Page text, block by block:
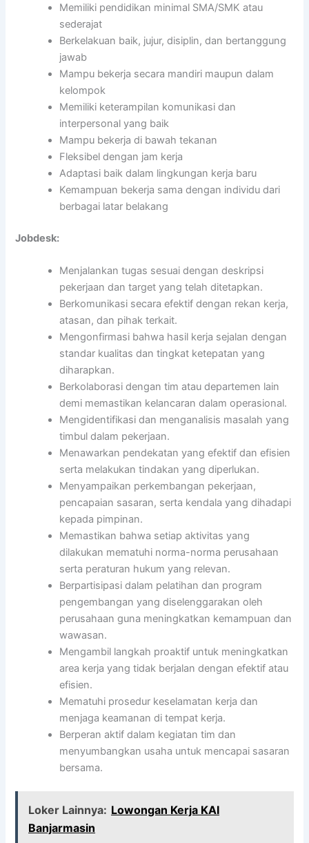
Memiliki pendidikan minimal SMA/SMK atau
sederajat
Berkelakuan baik, jujur, disiplin, dan bertanggung
jawab
Mampu bekerja secara mandiri maupun dalam
kelompok
Memiliki keterampilan komunikasi dan
interpersonal yang baik
Mampu bekerja di bawah tekanan
Fleksibel dengan jam kerja
Adaptasi baik dalam lingkungan kerja baru
Kemampuan bekerja sama dengan individu dari
berbagai latar belakang
Jobdesk:
Menjalankan tugas sesuai dengan deskripsi
pekerjaan dan target yang telah ditetapkan.
Berkomunikasi secara efektif dengan rekan kerja,
atasan, dan pihak terkait.
Mengonfirmasi bahwa hasil kerja sejalan dengan
standar kualitas dan tingkat ketepatan yang
diharapkan.
Berkolaborasi dengan tim atau departemen lain
demi memastikan kelancaran dalam operasional.
Mengidentifikasi dan menganalisis masalah yang
timbul dalam pekerjaan.
Menawarkan pendekatan yang efektif dan efisien
serta melakukan tindakan yang diperlukan.
Menyampaikan perkembangan pekerjaan,
pencapaian sasaran, serta kendala yang dihadapi
kepada pimpinan.
Memastikan bahwa setiap aktivitas yang
dilakukan mematuhi norma-norma perusahaan
serta peraturan hukum yang relevan.
Berpartisipasi dalam pelatihan dan program
pengembangan yang diselenggarakan oleh
perusahaan guna meningkatkan kemampuan dan
wawasan.
Mengambil langkah proaktif untuk meningkatkan
area kerja yang tidak berjalan dengan efektif atau
efisien.
Mematuhi prosedur keselamatan kerja dan
menjaga keamanan di tempat kerja.
Berperan aktif dalam kegiatan tim dan
menyumbangkan usaha untuk mencapai sasaran
bersama.
Loker Lainnya: Lowongan Kerja KAI
Banjarmasin